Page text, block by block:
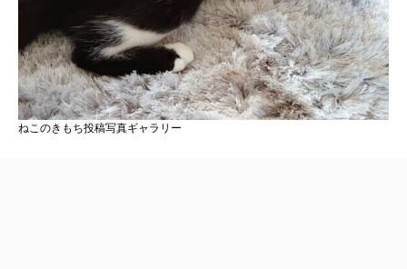
ねこのきもち投稿写真ギャラリー